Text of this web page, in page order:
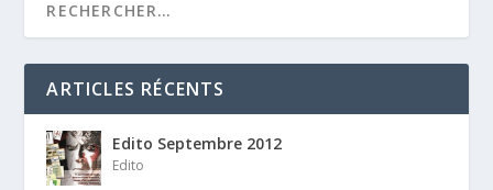
ARTICLES RÉCENTS
Edito Septembre 2012
Edito